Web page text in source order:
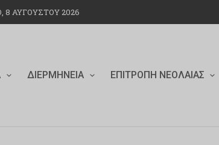
8 ΑΥΓΟΎΣΤΟΥ 2026
ΔΙΕΡΜΗΝΕΊΑ ΕΠΙΤΡΟΠΉ ΝΕΟΛΑΊΑΣ